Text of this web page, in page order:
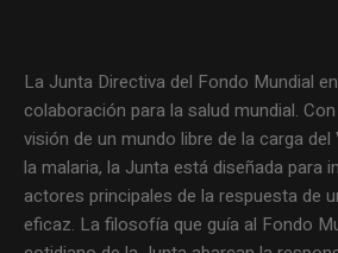
La Junta Directiva del Fondo Mundial
colaboración para la salud mundial.
visión de un mundo libre de la carga
la malaria, la Junta está diseñada para
actores principales de la respuesta de
eficaz. La filosofía que guía al Fondo